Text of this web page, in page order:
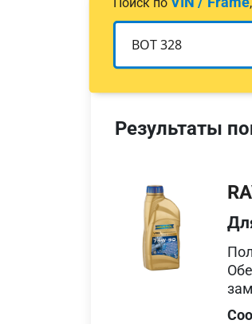
Результаты